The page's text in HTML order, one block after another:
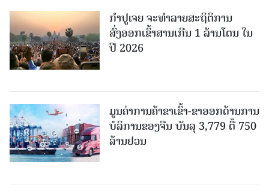
ກຳປູເຈຍ ຈະທຳລາຍສະຖິຕິການ
ສົ່ງອອກເຂົ້າສານເກີນ 1 ລ້ານໂຕນ ໃນ
ປີ 2026
ມູນຄ່າການຄ້າຂາເຂົ້າ-ຂາອອກດ້ານການ
ບໍລິການຂອງຈີນ ບັນລຸ 3,779 ຕື້ 750
ລ້ານຢວນ